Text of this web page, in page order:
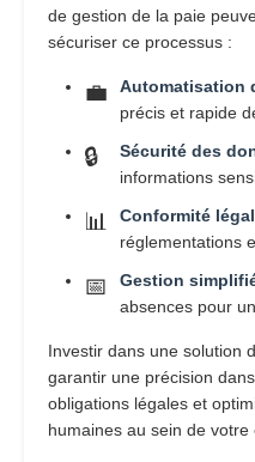
de gestion de la paie
sécuriser ce processus :
💼 Automatisation
précis et rapide
🔒 Sécurité des
informations
📊 Conformité
réglementations
📅 Gestion
absences pour
Investir dans une solution
garantir une précision
obligations légales et
humaines au sein de votre